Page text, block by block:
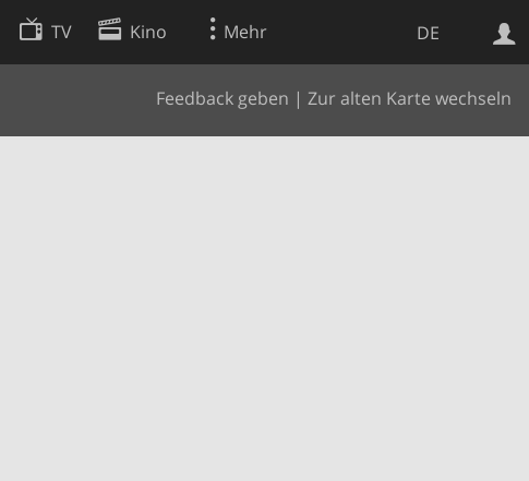
DE
TV Kino Mehr
Feedback geben | Zur alten Karte wechseln
Websuche